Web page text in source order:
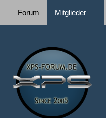
Forum Mitglieder